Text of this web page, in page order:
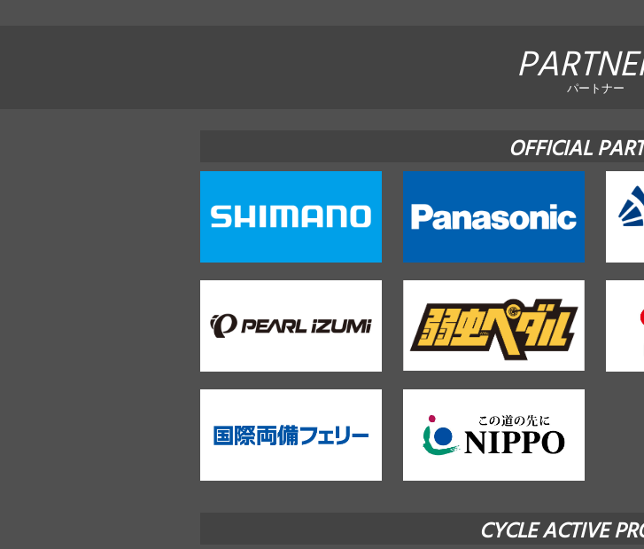
パートナー
OFFICIAL
CYCLE ACTIVE